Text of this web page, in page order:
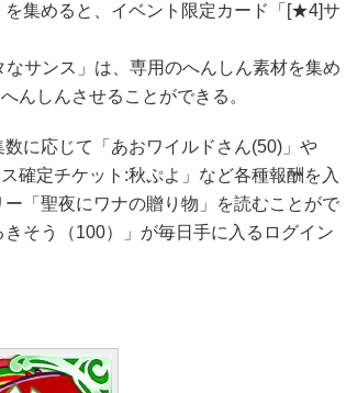
集めると、イベント限定カード「[★4]サ
サンス」は、専用のへんしん素材を集め
んしんさせることができる。
に応じて「あおワイルドさん(50)」や
確定チケット:秋ぷよ」など各種報酬を入
「聖夜にワナの贈り物」を読むことがで
そう（100）」が毎日手に入るログイン